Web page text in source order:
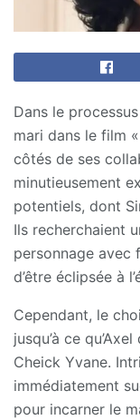
Dans le
mari dans le film
côtés de ses
minutieusement
potentiels, dont
Ils recherchaient
personnage avec
d’être éclipsée à
Cependant, le
jusqu’à ce
Cheick Yvane.
immédiatement
pour incarner le